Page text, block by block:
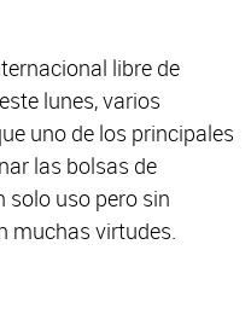
libre de
lunes, varios
uno de los principales
las bolsas de
uso pero sin
muchas virtudes.